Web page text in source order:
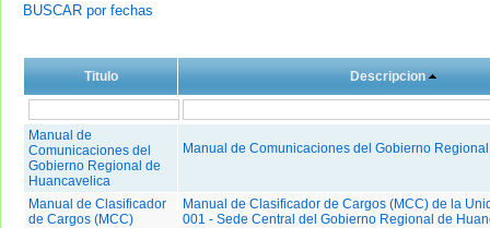
BUSCAR por fechas
Titulo Descripcion
Manual de
Comunicaciones del
Gobierno Regional de
Huancavelica
Manual de Comunicaciones del Gobierno
Manual de Clasificador
de Cargos (MCC)
Manual de Clasificador de Cargos (MCC) de la
001 - Sede Central del Gobierno Regional de